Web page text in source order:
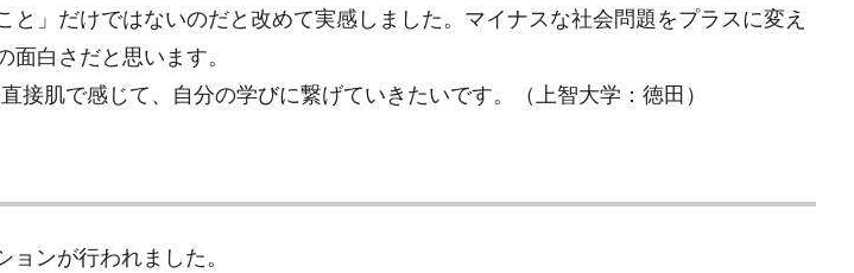
」だけではないのだと改めて実感しました。マイナスな社会問題をプラスに変え
白さだと思います。
肌で感じて、自分の学びに繋げていきたいです。（上智大学：徳田）
ンが行われました。